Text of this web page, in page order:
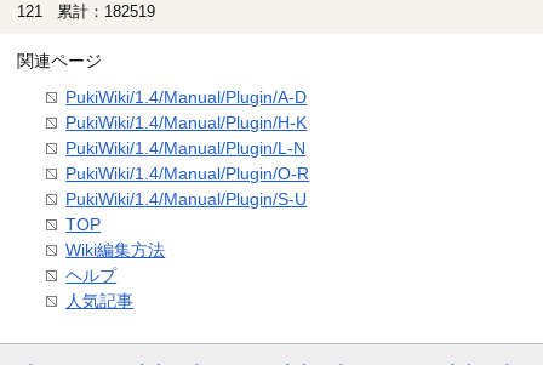
121 累計：182519
関連ページ
PukiWiki/1.4/Manual/Plugin/A-D
PukiWiki/1.4/Manual/Plugin/H-K
PukiWiki/1.4/Manual/Plugin/L-N
PukiWiki/1.4/Manual/Plugin/O-R
PukiWiki/1.4/Manual/Plugin/S-U
TOP
Wiki編集方法
ヘルプ
人気記事